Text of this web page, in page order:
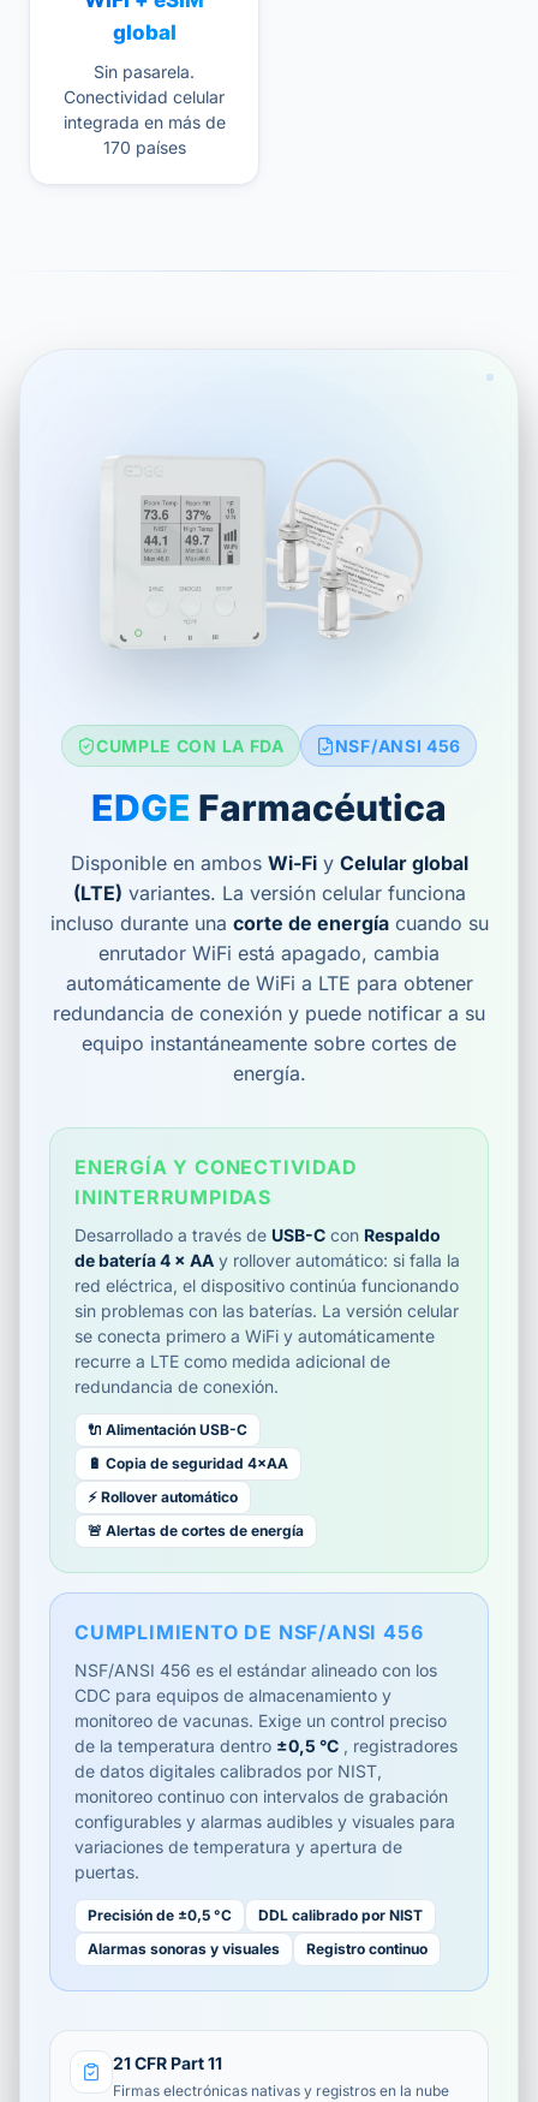
global
Sin pasarela.
Conectividad celular
integrada en más de
170 países
CUMPLE CON LA FDA NSF/ANSI 456
EDGE Farmacéutica
Disponible en ambos Wi-Fi y Celular global
(LTE) variantes. La versión celular funciona
incluso durante una corte de energía cuando su
enrutador WiFi está apagado, cambia
automáticamente de WiFi a LTE para obtener
redundancia de conexión y puede notificar a su
equipo instantáneamente sobre cortes de
energía.
ENERGÍA Y CONECTIVIDAD
ININTERRUMPIDAS
Desarrollado a través de USB-C con Respaldo
de batería 4 × AA y rollover automático: si falla la
red eléctrica, el dispositivo continúa funcionando
sin problemas con las baterías. La versión celular
se conecta primero a WiFi y automáticamente
recurre a LTE como medida adicional de
redundancia de conexión.
🔌 Alimentación USB-C
🔋 Copia de seguridad 4×AA
⚡ Rollover automático
🚨 Alertas de cortes de energía
CUMPLIMIENTO DE NSF/ANSI 456
NSF/ANSI 456 es el estándar alineado con los
CDC para equipos de almacenamiento y
monitoreo de vacunas. Exige un control preciso
de la temperatura dentro ±0,5 °C , registradores
de datos digitales calibrados por NIST,
monitoreo continuo con intervalos de grabación
configurables y alarmas audibles y visuales para
variaciones de temperatura y apertura de
puertas.
Precisión de ±0,5 °C
DDL calibrado por NIST
Alarmas sonoras y visuales
Registro continuo
21 CFR Part 11
Firmas electrónicas nativas y registros en la nube